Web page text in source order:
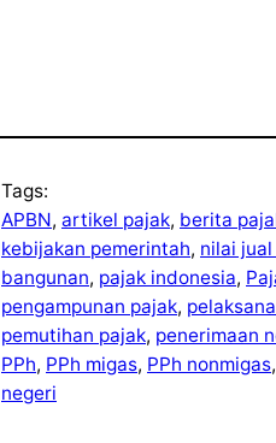
Tags:
APBN, artikel pajak, berita
kebijakan pemerintah, nilai
bangunan, pajak indonesia,
pengampunan pajak,
pemutihan pajak, penerimaan
PPh, PPh migas, PPh nonmigas,
negeri